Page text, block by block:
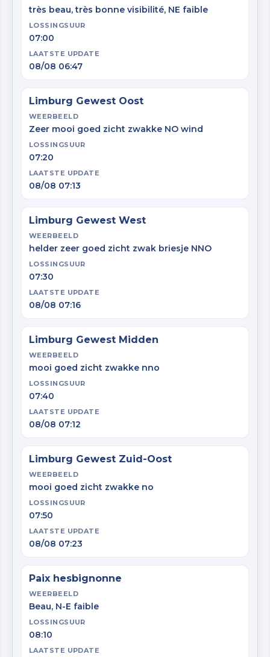
très beau, très bonne visibilité, NE faible
LOSSINGSUUR
07:00
LAATSTE UPDATE
08/08 06:47
Limburg Gewest Oost
WEERBEELD
Zeer mooi goed zicht zwakke NO wind
LOSSINGSUUR
07:20
LAATSTE UPDATE
08/08 07:13
Limburg Gewest West
WEERBEELD
helder zeer goed zicht zwak briesje NNO
LOSSINGSUUR
07:30
LAATSTE UPDATE
08/08 07:16
Limburg Gewest Midden
WEERBEELD
mooi goed zicht zwakke nno
LOSSINGSUUR
07:40
LAATSTE UPDATE
08/08 07:12
Limburg Gewest Zuid-Oost
WEERBEELD
mooi goed zicht zwakke no
LOSSINGSUUR
07:50
LAATSTE UPDATE
08/08 07:23
Paix hesbignonne
WEERBEELD
Beau, N-E faible
LOSSINGSUUR
08:10
LAATSTE UPDATE